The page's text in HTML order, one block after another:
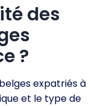
des
?
expatriés à
et le type de